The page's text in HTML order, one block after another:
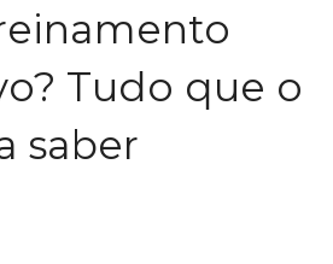
Tudo que o
saber